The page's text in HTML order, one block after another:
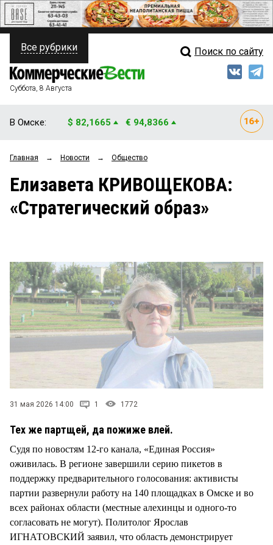
ПОЛИТИКА
ФИНАНСЫ
ОБЩЕСТВО
ЗАКОН
НОВОСТИ КОМПАНИЙ
СТИЛЬ ЖИЗНИ
Свежий выпуск
Рейтинги
Блоги
Все рубрики Поиск по сайту
Суббота, 8 Августа
В Омске: $ 82,1665 € 94,8366
Главная → Новости → Общество
Елизавета КРИВОЩЕКОВА:
«Стратегический образ»
31 мая 2026 14:00 1 1772
Тех же партщей, да пожиже влей.
Судя по новостям 12-го канала, «Единая Россия»
оживилась. В регионе завершили серию пикетов в
поддержку предварительного голосования: активисты
партии развернули работу на 140 площадках в Омске и во
всех районах области (местные алехинцы и одного-то
согласовать не могут). Политолог Ярослав
ИГНАТОВСКИЙ заявил, что область демонстрирует